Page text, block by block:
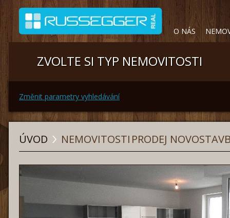
O NÁS
ZVOLTE SI TYP NEMOVITOSTI
Změnit parametry vyhledávání
ÚVOD NEMOVITOSTI PRODEJ